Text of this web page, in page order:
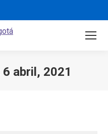
6 abril, 2021